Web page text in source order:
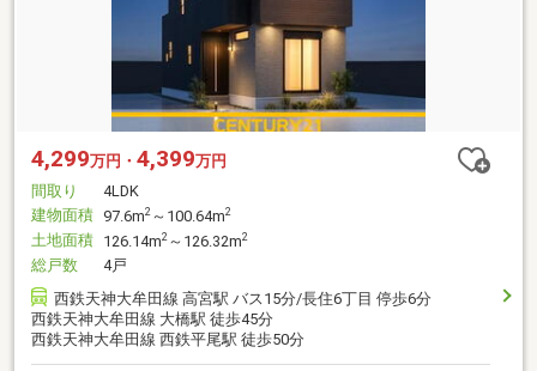
4,299万円・ 4,399万円
間取り
4LDK
建物面積 97.6m2 ～100.64m2
土地面積 126.14m2 ～126.32m2
総戸数
4戸
西鉄天神大牟田線 高宮駅 バス15分/長住6丁目 停歩6分
西鉄天神大牟田線 大橋駅 徒歩45分
西鉄天神大牟田線 西鉄平尾駅 徒歩50分